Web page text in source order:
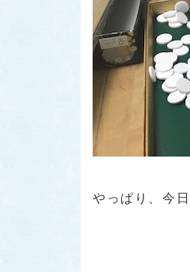
やっぱり、今